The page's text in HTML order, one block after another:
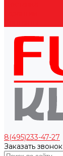
8(495)233-47-27
Заказать звонок